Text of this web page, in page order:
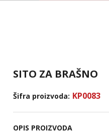
SITO ZA BRAŠNO
Šifra proizvoda: KP0083
OPIS PROIZVODA